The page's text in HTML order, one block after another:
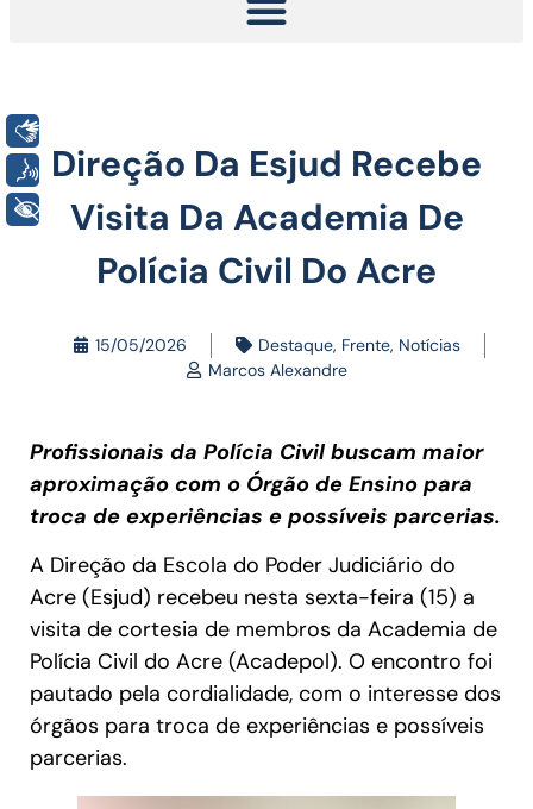
Direção Da Esjud Recebe
Visita Da Academia De
Polícia Civil Do Acre
15/05/2026 Destaque, Frente, Notícias
Marcos Alexandre
Profissionais da Polícia Civil buscam maior
aproximação com o Órgão de Ensino para
troca de experiências e possíveis parcerias.
A Direção da Escola do Poder Judiciário do
Acre (Esjud) recebeu nesta sexta-feira (15) a
visita de cortesia de membros da Academia de
Polícia Civil do Acre (Acadepol). O encontro foi
pautado pela cordialidade, com o interesse dos
órgãos para troca de experiências e possíveis
parcerias.
Voz
+ Acessibilidade